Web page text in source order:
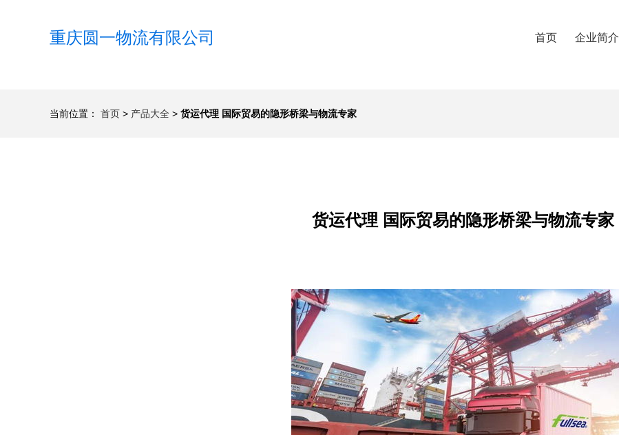
重庆圆一物流有限公司 首页 企业简介
当前位置： 首页 > 产品大全 > 货运代理 国际贸易的隐形桥梁与物流专家
货运代理 国际贸易的隐形桥梁与物流专家